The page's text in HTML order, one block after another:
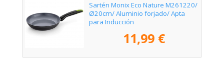
Sartén Monix Eco Nature M261220/
Ø20cm/ Aluminio forjado/ Apta
para Inducción
11,99 €